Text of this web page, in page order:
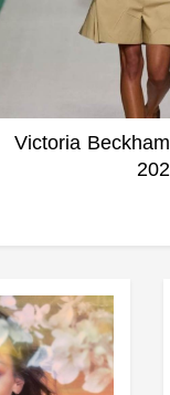
مجموعة أزياء Victoria Beckham